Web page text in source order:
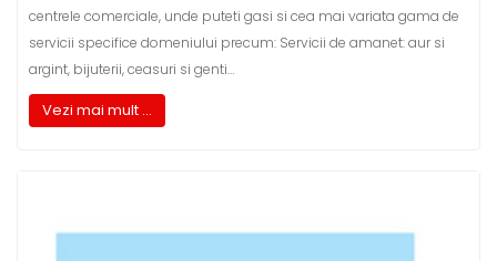
centrele comerciale, unde puteti gasi si cea mai variata gama de
servicii specifice domeniului precum: Servicii de amanet: aur si
argint, bijuterii, ceasuri si genti…
Vezi mai mult ...